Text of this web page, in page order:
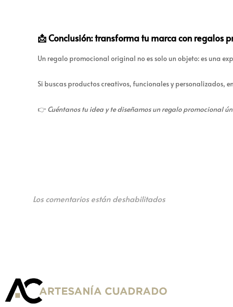
📩 Conclusión: transforma tu marca con regalos
Un regalo promocional original no es solo un objeto: es una
Si buscas productos creativos, funcionales y personalizados,
👉 Cuéntanos tu idea y te diseñamos un regalo promocional
Los comentarios están deshabilitados